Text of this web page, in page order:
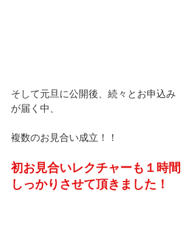
そして元旦に公開後、続々とお申込み
が届く中、
複数のお見合い成立！！
初お見合いレクチャーも１時間
しっかりさせて頂きました！